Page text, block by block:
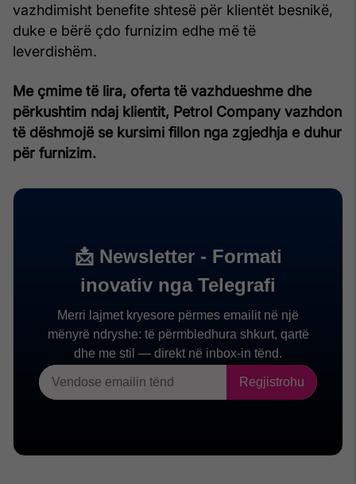
vazhdimisht benefite shtesë për klientët besnikë,
duke e bërë çdo furnizim edhe më të
leverdishëm.
Me çmime të lira, oferta të vazhdueshme dhe
përkushtim ndaj klientit, Petrol Company vazhdon
të dëshmojë se kursimi fillon nga zgjedhja e duhur
për furnizim.